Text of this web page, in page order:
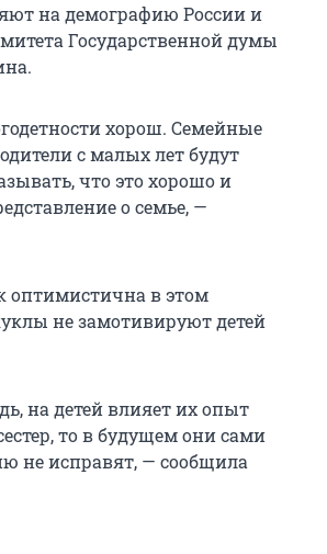
на демографию России и
Государственной думы
хорош. Семейные
с малых лет будут
что это хорошо и
о семье, —
оптимистична в этом
не замотивируют детей
на детей влияет их опыт
то в будущем они сами
не исправят, — сообщила